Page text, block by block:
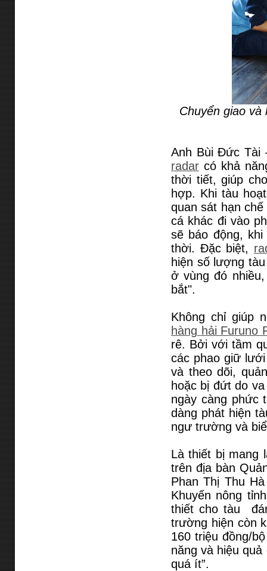
Chuyển giao
Anh Bùi Đức Tài
radar có khả
thời tiết, giúp
hợp. Khi tàu
quan sát hạn
cá khác đi vào
sẽ báo động,
thời. Đặc biệt,
hiện số lượng
ở vùng đó
bắt".
Không chỉ giúp
hàng hải Furuno
rê. Bởi với tầm
các phao giữ
và theo dõi,
hoặc bị đứt do
ngày càng phức
dàng phát hiện
ngư trường và
Là thiết bị mang
trên địa bàn
Phan Thị Thu
Khuyến nông
thiết cho tàu
trường hiện còn
160 triệu đồng/
năng và hiệu
quá ít”.